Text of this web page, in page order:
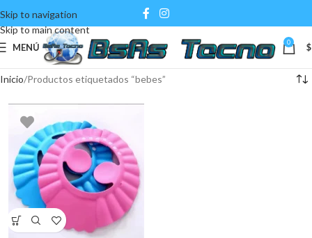
Skip to navigation
Skip to main content
MENÚ 0 $
Inicio Productos etiquetados “bebes”